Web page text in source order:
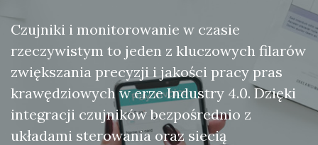
Czujniki i monitorowanie w czasie
rzeczywistym to jeden z kluczowych filarów
zwiększania precyzji i jakości pracy pras
krawędziowych w erze Industry 4.0. Dzięki
integracji czujników bezpośrednio z
układami sterowania oraz siecią